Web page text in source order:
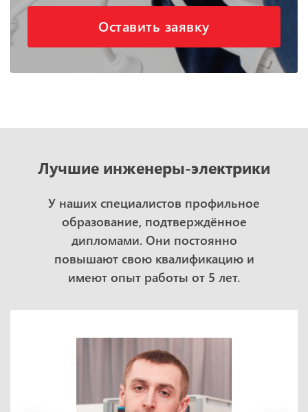
Оставить заявку
Лучшие инженеры-электрики
У наших специалистов профильное
образование, подтверждённое
дипломами. Они постоянно
повышают свою квалификацию и
имеют опыт работы от 5 лет.